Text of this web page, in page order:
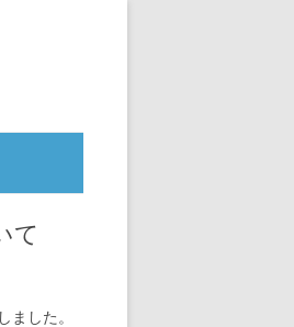
て
ました。